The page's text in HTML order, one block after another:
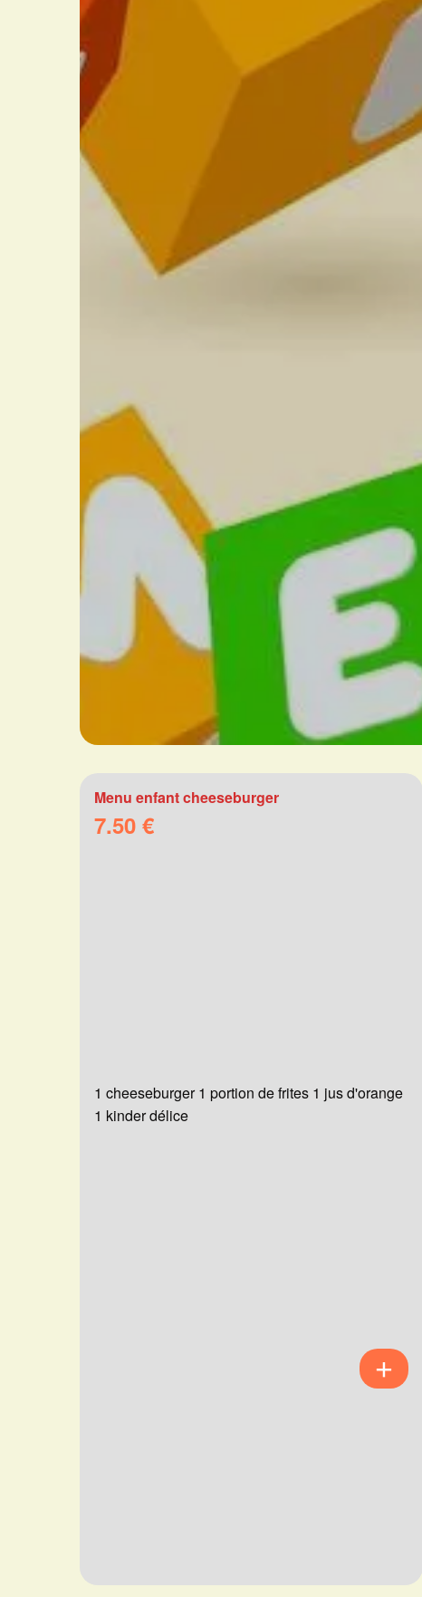
Menu enfant cheeseburger
7.50 €
1 cheeseburger 1 portion de frites 1 jus d'orange
1 kinder délice